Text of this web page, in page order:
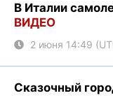
В Италии
ВИДЕО
2 июня 14:49
Сказочный